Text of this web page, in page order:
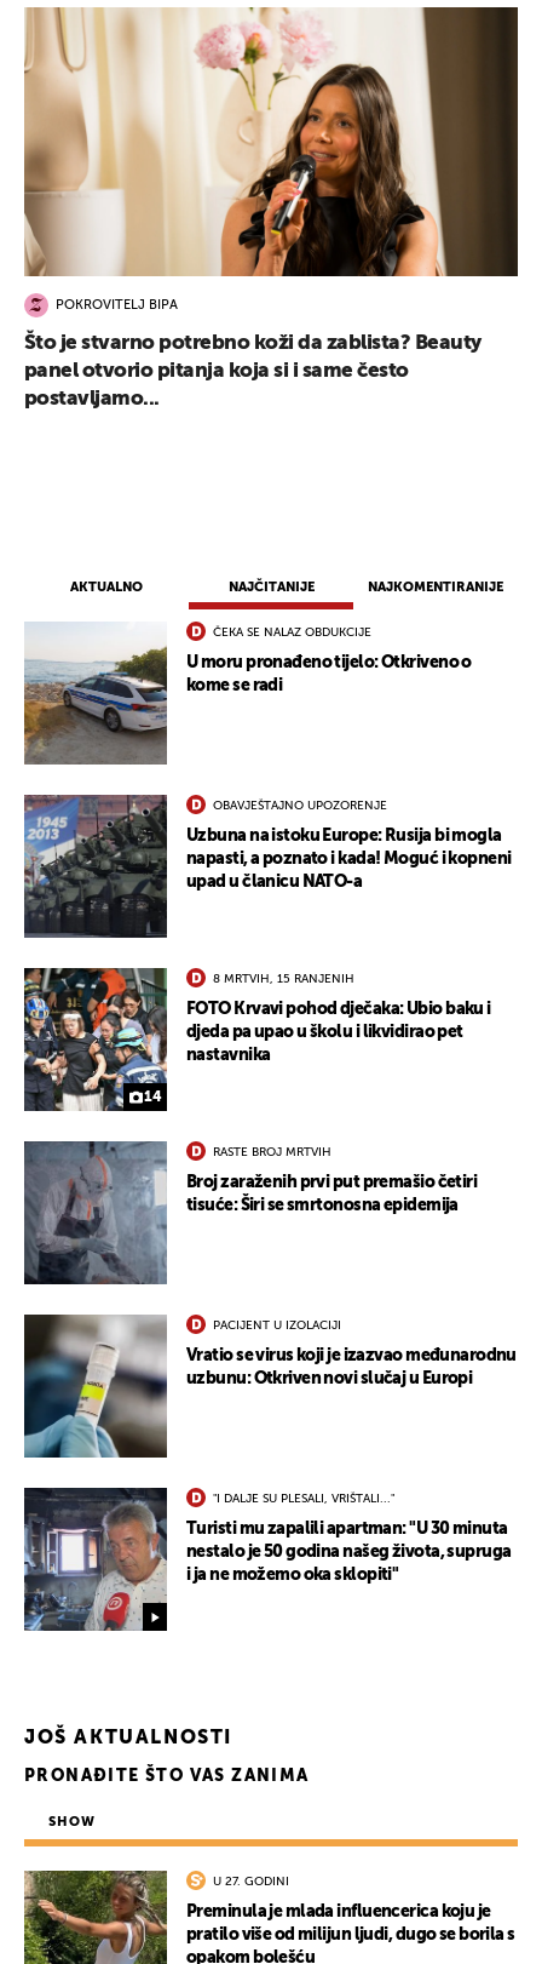
AKTUALNO NAJČITANIJE NAJKOMENTIRANIJE
ČEKA SE NALAZ OBDUKCIJE
U moru pronađeno tijelo: Otkriveno o
kome se radi
OBAVJEŠTAJNO UPOZORENJE
Uzbuna na istoku Europe: Rusija bi mogla
napasti, a poznato i kada! Moguć i kopneni
upad u članicu NATO-a
14
8 MRTVIH, 15 RANJENIH
FOTO Krvavi pohod dječaka: Ubio baku i
djeda pa upao u školu i likvidirao pet
nastavnika
RASTE BROJ MRTVIH
Broj zaraženih prvi put premašio četiri
tisuće: Širi se smrtonosna epidemija
PACIJENT U IZOLACIJI
Vratio se virus koji je izazvao međunarodnu
uzbunu: Otkriven novi slučaj u Europi
"I DALJE SU PLESALI, VRIŠTALI..."
Turisti mu zapalili apartman: "U 30 minuta
nestalo je 50 godina našeg života, supruga
i ja ne možemo oka sklopiti"
JOŠ AKTUALNOSTI
POKROVITELJ BIPA
Što je stvarno potrebno koži da zablista? Beauty
panel otvorio pitanja koja si i same često
postavljamo...
PRONAĐITE ŠTO VAS ZANIMA
SHOW
U 27. GODINI
Preminula je mlada influencerica koju je
pratilo više od milijun ljudi, dugo se borila s
opakom bolešću
UKLJUČITE NOTIFIKACIJE